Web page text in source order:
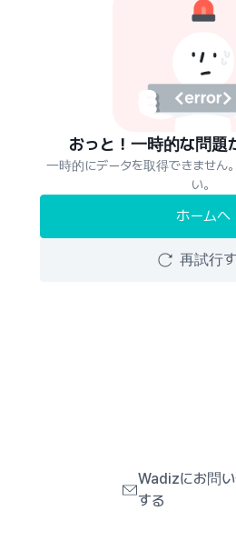
おっと！一時的な問題
一時的にデータを取得できません
い。
ホームへ
再試行
Wadizにお問
する